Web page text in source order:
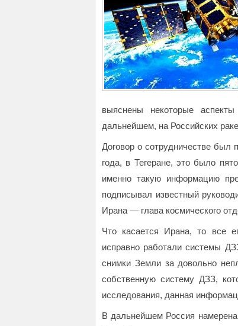
выяснены некоторые
дальнейшем, на Российских
Договор о сотрудничестве был
года, в Тегеране, это было
именно такую информацию
подписывал известный
Ирана — глава космического
Что касается Ирана, то все
исправно работали системы
снимки Земли за довольно
собственную систему ДЗЗ,
исследования, данная
В дальнейшем Россия